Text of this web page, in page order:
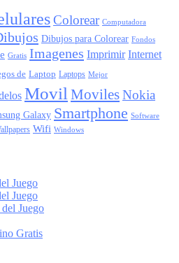
Colorear Computadora
Dibujos para Colorear Fondos
Gratis Imagenes Imprimir Internet
de Laptop Laptops Mejor
Movil MovilesNokia
Galaxy Smartphone Software
Wifi Windows
Juego
Juego
Juego
Gratis